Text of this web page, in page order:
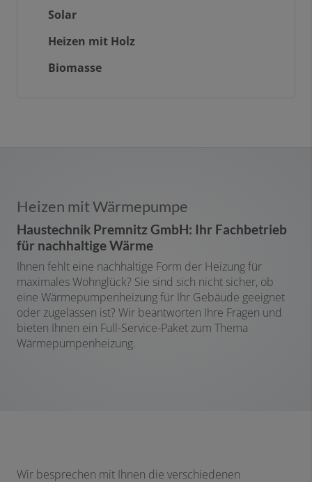
Solar
Heizen mit Holz
Biomasse
Heizen mit Wärmepumpe
Haustechnik Premnitz GmbH: Ihr Fachbetrieb
für nachhaltige Wärme
Ihnen fehlt eine nachhaltige Form der Heizung für
maximales Wohnglück? Sie sind sich nicht sicher, ob
eine Wärmepumpenheizung für Ihr Gebäude geeignet
oder zugelassen ist? Wir beantworten Ihre Fragen und
bieten Ihnen ein Full-Service-Paket zum Thema
Wärmepumpenheizung.
Wir besprechen mit Ihnen die verschiedenen